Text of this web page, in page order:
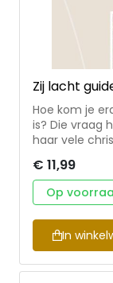
Zij lacht
Hoe kom je
is? Die vraag
haar vele
haar
mooie
met God, de
deze praktische guide!
Dekker
voor het
nuchtere
€ 11,99
Op
In